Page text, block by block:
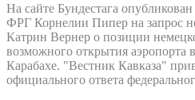
На сайте Бундестага
ФРГ Корнелии Пипер на запрос
Катрин Вернер о позиции
возможного открытия
Карабахе. "Вестник Кавказа"
официального ответа